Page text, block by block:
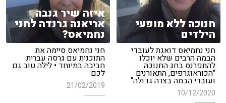
חנוכה ללא מופעי
הילדים
חני נחמיאס דואגת לעובדי
הבמה הרבים שלא יוכלו
להתפרנס בחג החנוכה:
"הכוראוגרפים, התאורנים
ועובדי הבמה בצרה גדולה"
10/12/2020
איזה שיר גנבה
אריאנה גרנדה לחני
נחמיאס?
חני נחמיאס סיימה את
התוכנית עם גרסה עברית
חביבה במיוחד • לילה טוב גם
לכם
21/02/2019